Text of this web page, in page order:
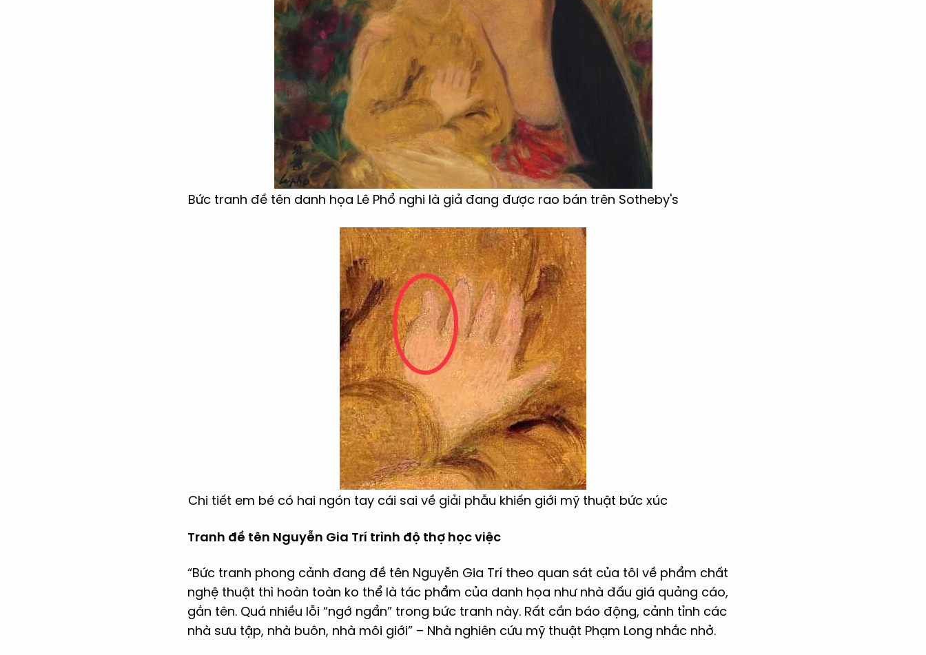
Bức tranh đề tên danh họa Lê Phổ nghi là giả đang được rao bán trên Sotheby's
Chi tiết em bé có hai ngón tay cái sai về giải phẫu khiến giới mỹ thuật bức xúc
Tranh đề tên Nguyễn Gia Trí trình độ thợ học việc
“Bức tranh phong cảnh đang đề tên Nguyễn Gia Trí theo quan sát của tôi về phẩm chất
nghệ thuật thì hoàn toàn ko thể là tác phẩm của danh họa như nhà đấu giá quảng cáo,
gắn tên. Quá nhiều lỗi “ngớ ngẩn” trong bức tranh này. Rất cần báo động, cảnh tỉnh các
nhà sưu tập, nhà buôn, nhà môi giới” – Nhà nghiên cứu mỹ thuật Phạm Long nhắc nhở.